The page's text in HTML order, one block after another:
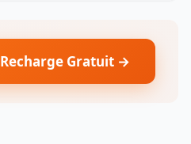
Gratuit →